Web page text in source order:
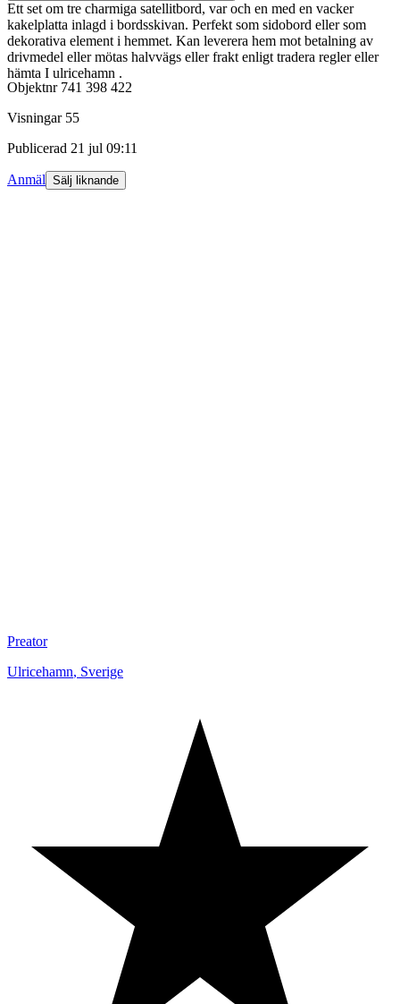
Ett set om tre charmiga satellitbord, var och en med en vacker
kakelplatta inlagd i bordsskivan. Perfekt som sidobord eller som
dekorativa element i hemmet. Kan leverera hem mot betalning av
drivmedel eller mötas halvvägs eller frakt enligt tradera regler eller
hämta I ulricehamn .
Objektnr 741 398 422
Visningar 55
Publicerad 21 jul 09:11
Anmäl Sälj liknande
Preator
Ulricehamn, Sverige